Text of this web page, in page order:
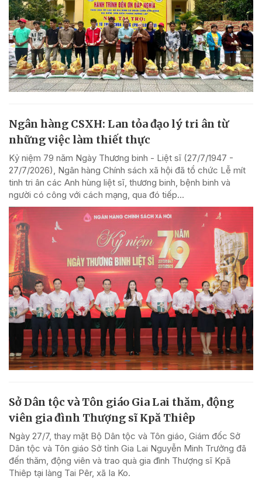
Ngân hàng CSXH: Lan tỏa đạo lý tri ân từ
những việc làm thiết thực
Kỷ niệm 79 năm Ngày Thương binh - Liệt sĩ (27/7/1947 -
27/7/2026), Ngân hàng Chính sách xã hội đã tổ chức Lễ mít
tinh tri ân các Anh hùng liệt sĩ, thương binh, bệnh binh và
người có công với cách mạng, qua đó tiếp...
Sở Dân tộc và Tôn giáo Gia Lai thăm, động
viên gia đình Thượng sĩ Kpă Thiêp
Ngày 27/7, thay mặt Bộ Dân tộc và Tôn giáo, Giám đốc Sở
Dân tộc và Tôn giáo Sở tỉnh Gia Lai Nguyễn Minh Trưởng đã
đến thăm, động viên và trao quà gia đình Thượng sĩ Kpă
Thiêp tại làng Tai Pêr, xã Ia Ko.